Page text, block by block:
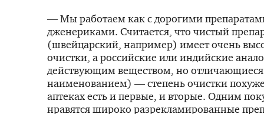
— Мы работаем как с дорогими
дженериками. Считается, что чистый
(швейцарский, например) имеет очень
очистки, а российские или индийские
действующим веществом, но
наименованием) — степень очистки
аптеках есть и первые, и вторые. Одним
нравятся широко разрекламированные